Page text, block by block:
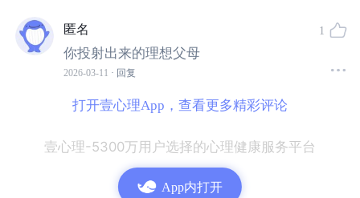
所以我们要认清的一个事实是，
一个“独立的人”。
面，也有他的阴暗面。
还有很重要的一点是，他是一个“普通人”。他不是从天而降
的天使，来弥补你内心的空洞，来治愈你童年的创伤。而
匿名
你投射出来的理想父母
2026-03-11 · 回复
1
打开壹心理App，查看更多精彩评论
壹心理-5300万用户选择的心理健康服务平台
App内打开